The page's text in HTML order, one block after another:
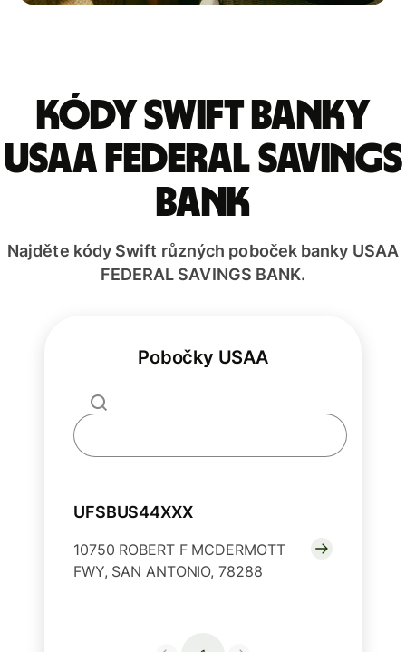
Kódy Swift banky
USAA FEDERAL SAVINGS
BANK
Najděte kódy Swift různých poboček banky USAA
FEDERAL SAVINGS BANK.
Pobočky USAA
UFSBUS44XXX
10750 ROBERT F MCDERMOTT
FWY, SAN ANTONIO, 78288